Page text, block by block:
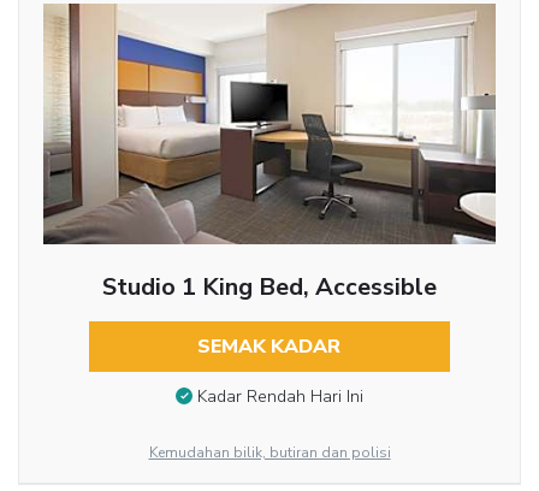
Studio 1 King Bed, Accessible
SEMAK KADAR
Kadar Rendah Hari Ini
Kemudahan bilik, butiran dan polisi